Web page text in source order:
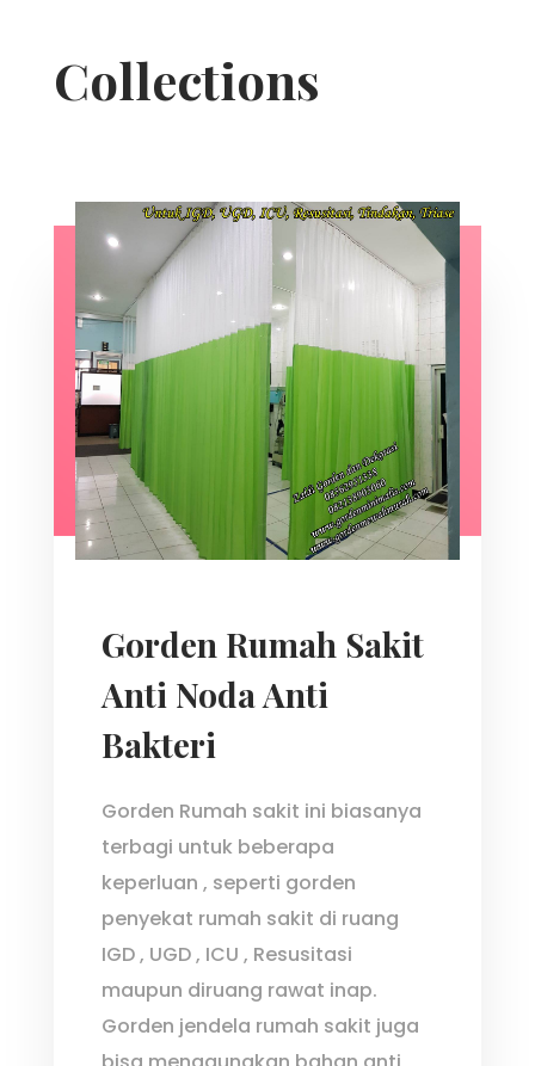
Collections
Gorden Rumah Sakit
Anti Noda Anti
Bakteri
Gorden Rumah sakit ini biasanya
terbagi untuk beberapa
keperluan , seperti gorden
penyekat rumah sakit di ruang
IGD , UGD , ICU , Resusitasi
maupun diruang rawat inap.
Gorden jendela rumah sakit juga